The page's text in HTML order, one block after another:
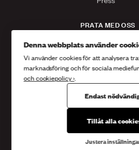
PRATA MED OSS
Kontakta oss
Facebook
Twitter
Sveriges kristna
Box 14038 167 14 , Bromma
Denna webbplats använder
Vi använder cookies för att analysera
marknadsföring och för sociala
och cookiepolicy ›.
Endast
Tillåt alla
Justera